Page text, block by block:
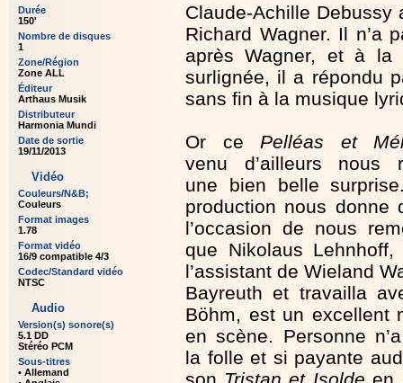
Durée
150'
Nombre de disques
1
Zone/Région
Zone ALL
Éditeur
Arthaus Musik
Distributeur
Harmonia Mundi
Date de sortie
19/11/2013
Vidéo
Couleurs/N&B;
Couleurs
Format images
1.78
Format vidéo
16/9 compatible 4/3
Codec/Standard vidéo
NTSC
Audio
Version(s) sonore(s)
5.1 DD
Stéréo PCM
Sous-titres
• Allemand
Claude-Achille
Richard Wagner. Il n’a
après Wagner, et à la
surlignée, il a répondu
sans fin à la musique
Or ce Pelléas et
venu d’ailleurs nous
une bien belle
production nous donne
l’occasion de nous
que Nikolaus
l’assistant de Wieland
Bayreuth et travailla
Böhm, est un excellent
en scène. Personne
la folle et si payante